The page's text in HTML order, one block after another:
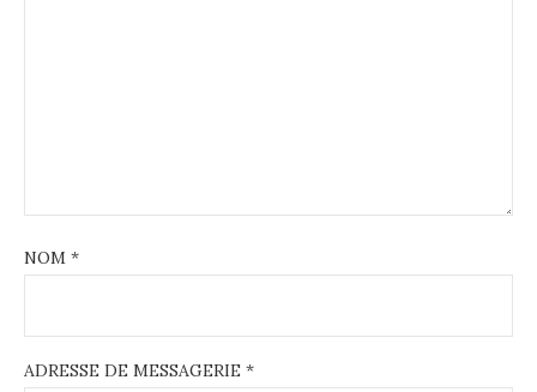
NOM *
ADRESSE DE MESSAGERIE *